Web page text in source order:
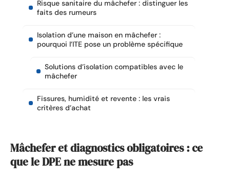
Risque sanitaire du mâchefer : distinguer les
faits des rumeurs
Isolation d’une maison en mâchefer :
pourquoi l’ITE pose un problème spécifique
Solutions d’isolation compatibles avec le
mâchefer
Fissures, humidité et revente : les vrais
critères d’achat
Mâchefer et diagnostics obligatoires : ce
que le DPE ne mesure pas